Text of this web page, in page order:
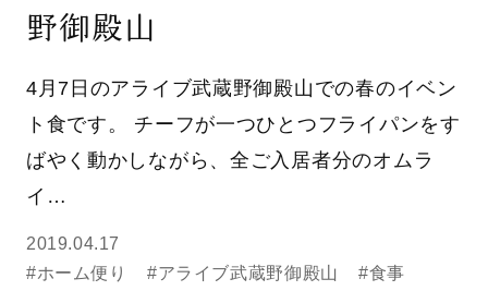
野御殿山
4月7日のアライブ武蔵野御殿山での春のイベン
ト食です。 チーフが一つひとつフライパンをす
ばやく動かしながら、全ご入居者分のオムラ
イ…
2019.04.17
#ホーム便り
#アライブ武蔵野御殿山 #食事